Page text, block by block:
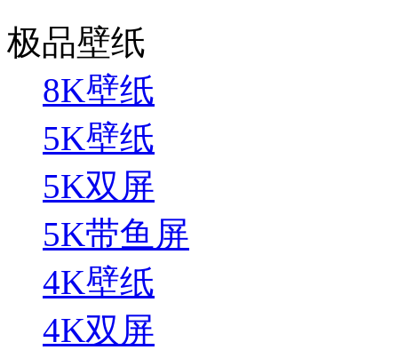
极品壁纸
8K壁纸
5K壁纸
5K双屏
5K带鱼屏
4K壁纸
4K双屏